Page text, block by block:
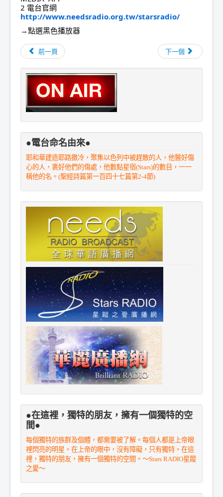
2 電台官網
http://www.needsradio.org.tw/starsradio/
→點選黑色播放器
前一頁 下一個
●電台命名由來●
耶和華建造耶路撒冷，聚集以色列中被趕散的人，他醫好傷
心的人，裹好他們的傷處，他數點星宿(Stars)的數目，一一
稱他的名。(聖經詩篇第一百四十七篇第2-4節)
●在這裡，獨特的朋友，擁有一個獨特的空
間●
每個獨特的族群及個體，都需要被了解。每個人都是上帝眼
裡閃亮的明星。在上帝的眼中，沒有障礙，只有獨特。在這
裡，獨特的朋友，擁有一個獨特的空間。～Stars RADIO星蹤
之愛～